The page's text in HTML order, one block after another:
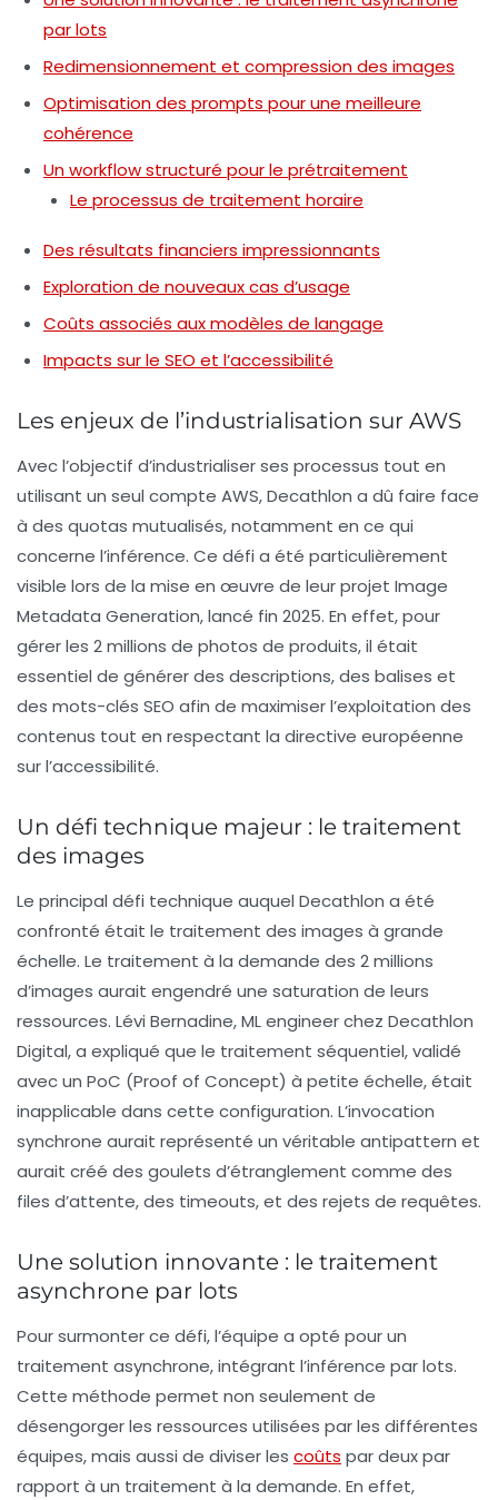
par lots
Redimensionnement et compression des images
Optimisation des prompts pour une meilleure
cohérence
Un workflow structuré pour le prétraitement
Le processus de traitement horaire
Des résultats financiers impressionnants
Exploration de nouveaux cas d’usage
Coûts associés aux modèles de langage
Impacts sur le SEO et l’accessibilité
Les enjeux de l’industrialisation sur AWS
Avec l’objectif d’industrialiser ses processus tout en
utilisant un seul compte AWS, Decathlon a dû faire face
à des quotas mutualisés, notamment en ce qui
concerne l’inférence. Ce défi a été particulièrement
visible lors de la mise en œuvre de leur projet Image
Metadata Generation, lancé fin 2025. En effet, pour
gérer les 2 millions de photos de produits, il était
essentiel de générer des descriptions, des balises et
des mots-clés SEO afin de maximiser l’exploitation des
contenus tout en respectant la directive européenne
sur l’accessibilité.
Un défi technique majeur : le traitement
des images
Le principal défi technique auquel Decathlon a été
confronté était le traitement des images à grande
échelle. Le traitement à la demande des 2 millions
d’images aurait engendré une saturation de leurs
ressources. Lévi Bernadine,ML engineerchez Decathlon
Digital, a expliqué que le traitement séquentiel, validé
avec un PoC (Proof of Concept) à petite échelle, était
inapplicable dans cette configuration. L’invocation
synchrone aurait représenté un véritable antipattern et
aurait créé des goulets d’étranglement comme des
files d’attente, des timeouts, et des rejets de requêtes.
Une solution innovante : le traitement
asynchrone par lots
Pour surmonter ce défi, l’équipe a opté pour un
traitement asynchrone, intégrant l’inférence par lots.
Cette méthode permet non seulement de
désengorger les ressources utilisées par les différentes
équipes, mais aussi de diviser les coûts par deux par
rapport à un traitement à la demande. En effet,